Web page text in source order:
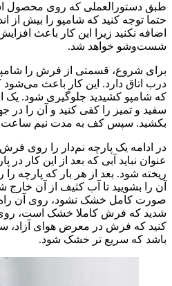
طبق دستورالعملی که روی محصول
حتما توجه کنید که شامپو را بیش از
اضافه نکنید زیرا این کار باعث
شست‌و‌شو خواهد شد.
برای شروع، قسمتی از فرش را
درب اتاق دارد. این کار باعث
که شامپو کشیدید جلوگیری شود. یک
سفید و تمیز را کفی کنید و آن
بکشید. سپس کف به مدت نیم ساعت
در ادامه یک پارچه نم‌دار را روی فرش
عنوان نباید آبی که بعد از این کار
ریخته شود. بعد از هر بار که پارچه
آن را بشویید تا آب کثیف از آن
صورت کامل خشک نشود، روی آن راه
شدید که فرش کاملا خشک است، روی
کنید که فرش در معرض هوای آزاد،
باشد که سریع تر خشک شود.